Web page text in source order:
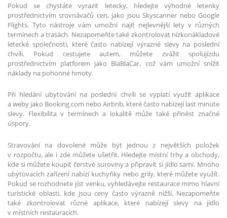
Pokud se chystáte vyrazit letecky, hledejte výhodné letenky
prostřednictvím srovnávačů cen, jako jsou Skyscanner nebo Google
Flights. Tyto nástroje vám umožní najít nejlevnější lety v různých
termínech a trasách. Nezapomeňte také zkontrolovat nízkonákladové
letecké společnosti, které často nabízejí výrazné slevy na poslední
chvíli. Pokud cestujete autem, můžete zvážit spolujízdu
prostřednictvím platforem jako BlaBlaCar, což vám umožní snížit
náklady na pohonné hmoty.
Při hledání ubytování na poslední chvíli se vyplatí využít aplikace
a weby jako Booking.com nebo Airbnb, které často nabízejí last minute
slevy. Flexibilita v termínech a lokalitě může také přinést značné
úspory.
Stravování na dovolené může být jednou z největších položek
v rozpočtu, ale i zde můžete ušetřit. Hledejte místní trhy a obchody,
kde si můžete koupit čerstvé suroviny a připravit si jídlo sami. Mnoho
ubytovacích zařízení nabízí kuchyňky nebo grily, které můžete využít.
Pokud se rozhodnete jíst venku, vyhledávejte restaurace mimo hlavní
turistické oblasti, kde jsou ceny často výrazně nižší. Nezapomeňte
také zkontrolovat různé aplikace, které nabízejí slevy na jídlo
v místních restauracích.